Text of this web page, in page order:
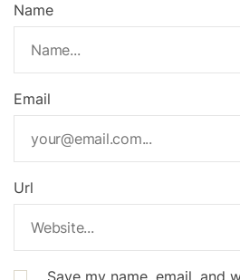
Name
Email
Url